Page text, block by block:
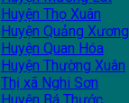
Huyện Thọ Xuân
Huyện Quảng Xương
Huyện Quan Hóa
Huyện Thường Xuân
Thị xã Nghi Sơn